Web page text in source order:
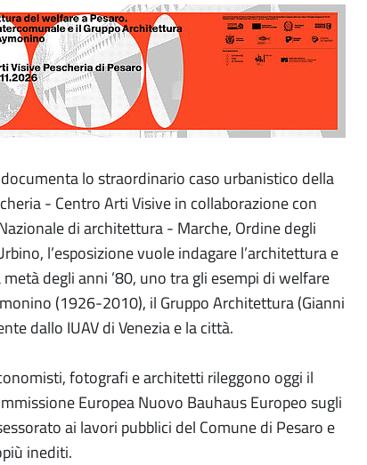
lo straordinario caso urbanistico della
- Centro Arti Visive in collaborazione con
di architettura - Marche, Ordine degli
l’esposizione vuole indagare l’architettura e
degli anni ’80, uno tra gli esempi di welfare
(1926-2010), il Gruppo Architettura (Gianni
dallo IUAV di Venezia e la città.
fotografi e architetti rileggono oggi il
Europea Nuovo Bauhaus Europeo sugli
ai lavori pubblici del Comune di Pesaro e
inediti.